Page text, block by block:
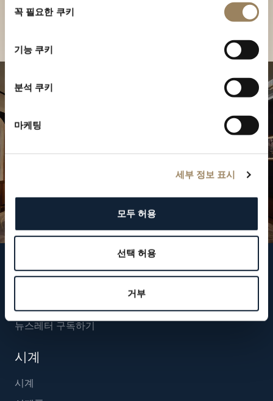
꼭 필요한 쿠키
기능 쿠키
분석 쿠키
마케팅
세부 정보 표시
모두 허용
선택 허용
거부
브레게 팔로우하기
뉴스레터 구독하기
시계
시계